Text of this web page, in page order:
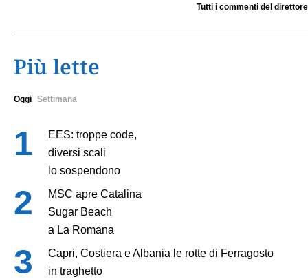
Tutti i commenti del direttore
Più lette
Oggi Settimana
EES: troppe code,
diversi scali
lo sospendono
MSC apre Catalina
Sugar Beach
a La Romana
Capri, Costiera e Albania le rotte di Ferragosto
in traghetto